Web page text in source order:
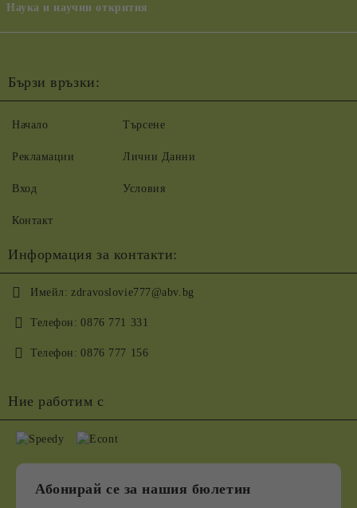
Наука и научни открития
Бързи връзки:
Начало
Рекламации
Вход
Контакт
Търсене
Лични Данни
Условия
Информация за контакти:
Имейл: zdravoslovie777@abv.bg
Телефон: 0876 771 331
Телефон: 0876 777 156
Ние работим с
Абонирай се за нашия бюлетин